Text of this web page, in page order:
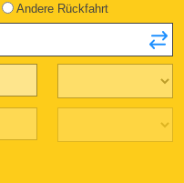
Andere Rückfahrt